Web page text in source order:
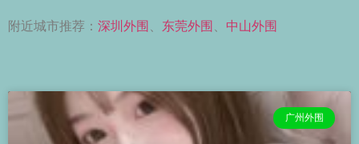
附近城市推荐： 深圳外围 东莞外围 中山外围
广州外围